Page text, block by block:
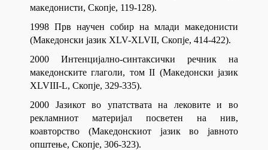
македонисти, Скопје, 119-128).
1998 Прв научен собир на млади македонисти
(Македонски јазик XLV-XLVII, Скопје, 414-422).
2000 Интенцијално-синтаксички речник на
македонските глаголи, том II (Македонски јазик
XLVIII-L, Скопје, 329-335).
2000 Јазикот во упатствата на лековите и во
рекламниот материјал посветен на нив,
коавторство (Македонскиот јазик во јавното
општење, Скопје, 306-323).